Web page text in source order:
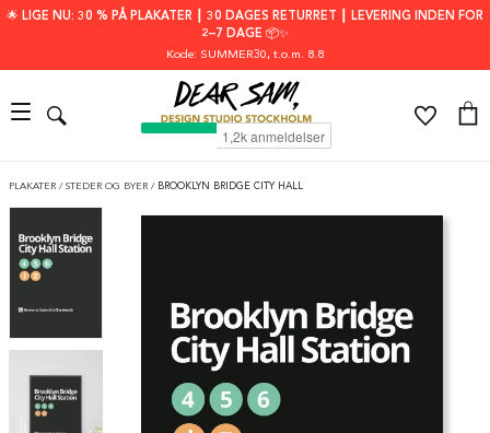
🌟 LIGE NU: 30 % PÅ PLAKATER ┃ 30 DAGES RETURRET ┃ LEVERING INDEN FOR
2–7 DAGE 📦✨
Kode: SUMMER30, t.o.m. 8.8
PLAKATER / STEDER OG BYER / BROOKLYN BRIDGE CITY HALL